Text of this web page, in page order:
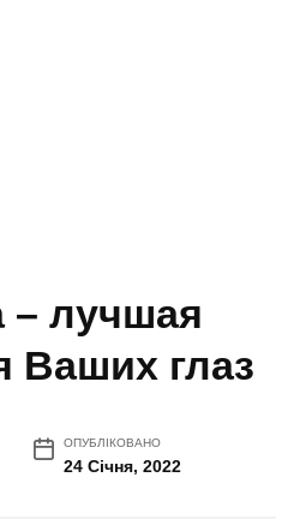
– лучшая
Ваших глаз
ОПУБЛІКОВАНО
24 Січня, 2022